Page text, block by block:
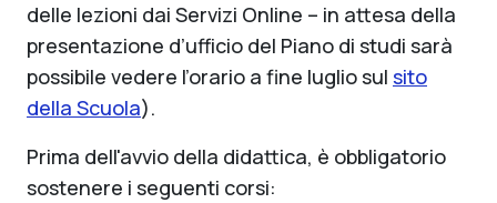
delle lezioni dai Servizi Online – in attesa della
presentazione d’ufficio del Piano di studi sarà
possibile vedere l’orario a fine luglio sul sito
della Scuola).
Prima dell'avvio della didattica, è obbligatorio
sostenere i seguenti corsi: